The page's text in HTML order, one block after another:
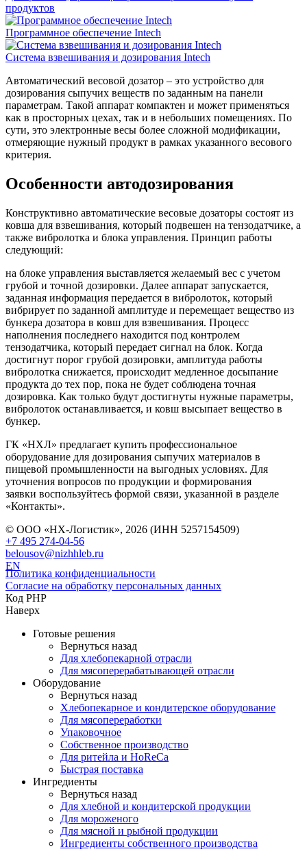
продуктов
Программное обеспечение Intech
Система взвешивания и дозирования Intech
Автоматический весовой дозатор – это устройство для
дозирования сыпучих веществ по заданным на панели
параметрам. Такой аппарат компактен и может применяться
как в просторных цехах, так и в небольших помещениях. По
сути, это электронные весы более сложной модификации,
отмеряющие нужный продукт в рамках указанного весового
критерия.
Особенности автодозирования
Конструктивно автоматические весовые дозаторы состоят из
ковша для взвешивания, который подвешен на тензодатчике, а
также вибролотка и блока управления. Принцип работы
следующий:
на блоке управления выставляется желаемый вес с учетом
грубой и точной дозировки. Далее аппарат запускается,
заданная информация передается в вибролоток, который
вибрирует по заданной амплитуде и перемещает вещество из
бункера дозатора в ковш для взвешивания. Процесс
наполнения последнего находится под контролем
тензодатчика, который передает сигнал на блок. Когда
достигнут порог грубой дозировки, амплитуда работы
вибролотка снижается, происходит медленное досыпание
продукта до тех пор, пока не будет соблюдена точная
дозировка. Как только будут достигнуты нужные параметры,
вибролоток останавливается, и ковш высыпает вещество в
бункер.
ГК «НХЛ» предлагает купить профессиональное
оборудование для дозирования сыпучих материалов в
пищевой промышленности на выгодных условиях. Для
уточнения вопросов по продукции и формирования
заявки воспользуйтесь формой связи, указанной в разделе
«Контакты».
© ООО «НХ-Логистик», 2026 (ИНН 5257154509)
+7 495 274-04-56
belousov@nizhhleb.ru
EN
Политика конфиденциальности
Согласие на обработку персональных данных
Код PHP
Наверх
Готовые решения
Вернуться назад
Для хлебопекарной отрасли
Для мясоперерабатывающей отрасли
Оборудование
Вернуться назад
Хлебопекарное и кондитерское оборудование
Для мясопереработки
Упаковочное
Собственное производство
Для ритейла и HoReCa
Быстрая поставка
Ингредиенты
Вернуться назад
Для хлебной и кондитерской продукции
Для мороженого
Для мясной и рыбной продукции
Ингредиенты собственного производства